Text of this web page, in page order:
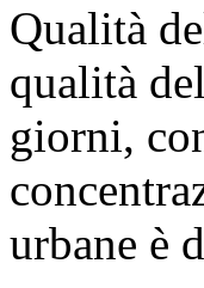
Qualità
qualità
giorni,
urbane è